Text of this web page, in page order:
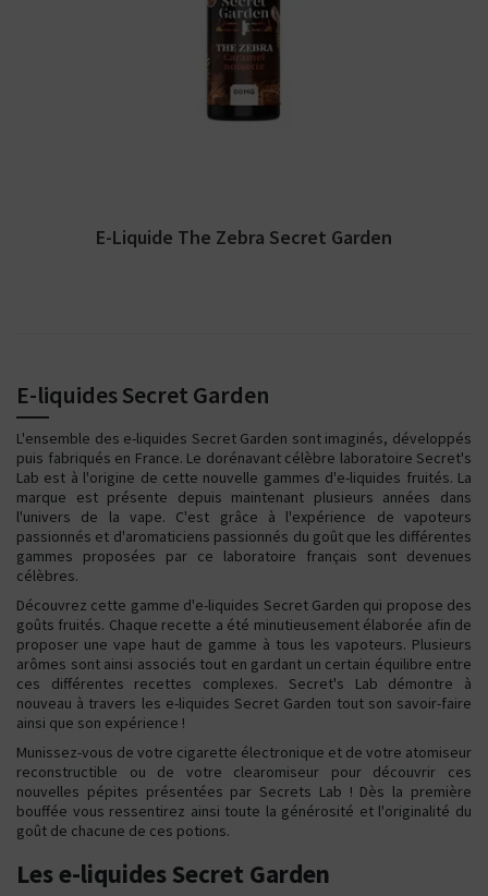
Arômes : noisette, caramel. E-liquide Secret
Garden. Disponible en 50 ml sans nicotine
E-Liquide The Zebra Secret Garden
E-liquides Secret Garden
L'ensemble des e-liquides Secret Garden sont imaginés, développés
puis fabriqués en France. Le dorénavant célèbre laboratoire Secret's
Lab est à l'origine de cette nouvelle gammes d'e-liquides fruités. La
marque est présente depuis maintenant plusieurs années dans
l'univers de la vape. C'est grâce à l'expérience de vapoteurs
passionnés et d'aromaticiens passionnés du goût que les différentes
gammes proposées par ce laboratoire français sont devenues
célèbres.
Découvrez cette gamme d'e-liquides Secret Garden qui propose des
goûts fruités. Chaque recette a été minutieusement élaborée afin de
proposer une vape haut de gamme à tous les vapoteurs. Plusieurs
arômes sont ainsi associés tout en gardant un certain équilibre entre
ces différentes recettes complexes. Secret's Lab démontre à
nouveau à travers les e-liquides Secret Garden tout son savoir-faire
ainsi que son expérience !
Munissez-vous de votre cigarette électronique et de votre atomiseur
reconstructible ou de votre clearomiseur pour découvrir ces
nouvelles pépites présentées par Secrets Lab ! Dès la première
bouffée vous ressentirez ainsi toute la générosité et l'originalité du
goût de chacune de ces potions.
Les e-liquides Secret Garden